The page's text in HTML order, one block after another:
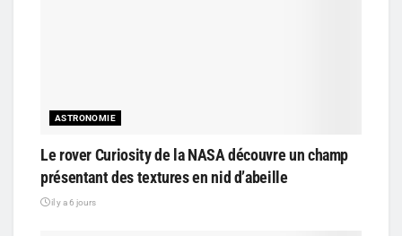
ASTRONOMIE
Le rover Curiosity de la NASA découvre un champ
présentant des textures en nid d’abeille
il y a 6 jours